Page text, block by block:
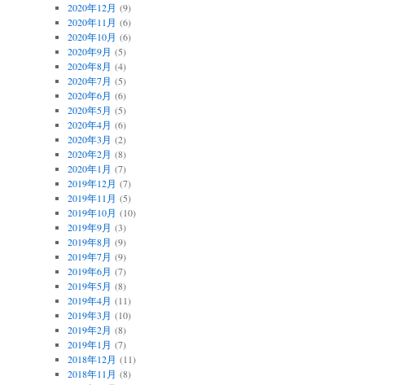
2020年12月 (9)
2020年11月 (6)
2020年10月 (6)
2020年9月 (5)
2020年8月 (4)
2020年7月 (5)
2020年6月 (6)
2020年5月 (5)
2020年4月 (6)
2020年3月 (2)
2020年2月 (8)
2020年1月 (7)
2019年12月 (7)
2019年11月 (5)
2019年10月 (10)
2019年9月 (3)
2019年8月 (9)
2019年7月 (9)
2019年6月 (7)
2019年5月 (8)
2019年4月 (11)
2019年3月 (10)
2019年2月 (8)
2019年1月 (7)
2018年12月 (11)
2018年11月 (8)